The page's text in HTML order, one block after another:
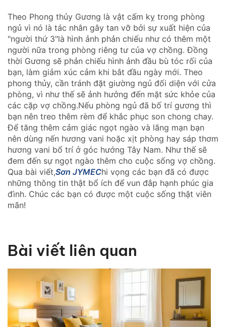
Theo Phong thủy Gương là vật cấm kỵ trong phòng
ngủ vì nó là tác nhân gây tan vỡ bởi sự xuất hiện của
"người thứ 3"là hình ảnh phản chiếu như có thêm một
người nữa trong phòng riêng tư của vợ chồng. Đồng
thời Gương sẽ phản chiếu hình ảnh đầu bù tóc rối của
bạn, làm giảm xúc cảm khi bắt đầu ngày mới. Theo
phong thủy, cần tránh đặt giường ngủ đối diện với cửa
phòng, vì như thế sẽ ảnh hưởng đến mặt sức khỏe của
các cặp vợ chồng.Nếu phòng ngủ đã bố trí gương thì
bạn nên treo thêm rèm để khắc phục son chong chay.
Để tăng thêm cảm giác ngọt ngào và lãng mạn bạn
nên dùng nến hương vani hoặc xịt phòng hay sáp thơm
hương vani bố trí ở góc hướng Tây Nam. Như thế sẽ
đem đến sự ngọt ngào thêm cho cuộc sống vợ chồng.
Qua bài viết,Sơn JYMEChi vọng các bạn đã có được
những thông tin thật bổ ích để vun đắp hạnh phúc gia
đình. Chúc các bạn có được một cuộc sống thật viên
mãn!
Bài viết liên quan